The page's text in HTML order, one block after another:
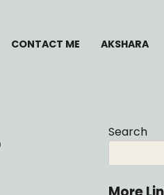
CONTACT ME AKSHARA
Search